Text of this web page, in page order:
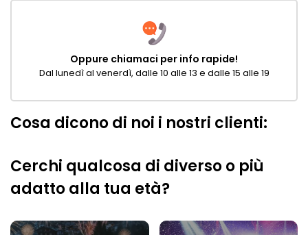
Oppure chiamaci per info rapide!
Dal lunedì al venerdì, dalle 10 alle 13 e dalle 15 alle 19
Cosa dicono di noi i nostri clienti:
Cerchi qualcosa di diverso o più
adatto alla tua età?